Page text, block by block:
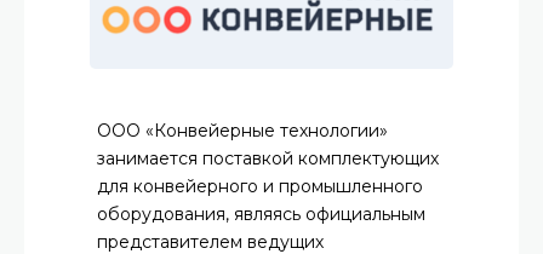
ООО «Конвейерные технологии»
занимается поставкой комплектующих
для конвейерного и промышленного
оборудования, являясь официальным
представителем ведущих